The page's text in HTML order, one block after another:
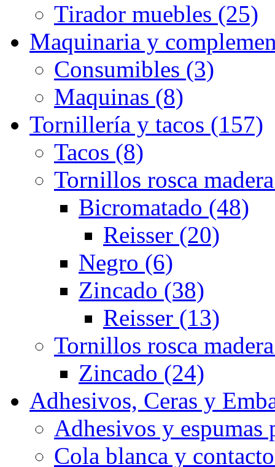
Tirador muebles (25)
Maquinaria y
Consumibles (3)
Maquinas (8)
Tornillería y tacos (157)
Tacos (8)
Tornillos rosca
Bicromatado (48)
Reisser (20)
Negro (6)
Zincado (38)
Reisser (13)
Tornillos rosca
Zincado (24)
Adhesivos, Ceras y
Adhesivos y
Cola blanca y